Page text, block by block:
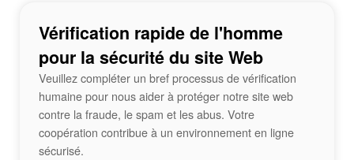
Vérification rapide de l'homme
pour la sécurité du site Web
Veuillez compléter un bref processus de vérification
humaine pour nous aider à protéger notre site web
contre la fraude, le spam et les abus. Votre
coopération contribue à un environnement en ligne
sécurisé.